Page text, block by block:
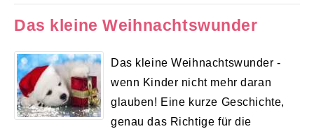
Das kleine Weihnachtswunder
Das kleine Weihnachtswunder -
wenn Kinder nicht mehr daran
glauben! Eine kurze Geschichte,
genau das Richtige für die